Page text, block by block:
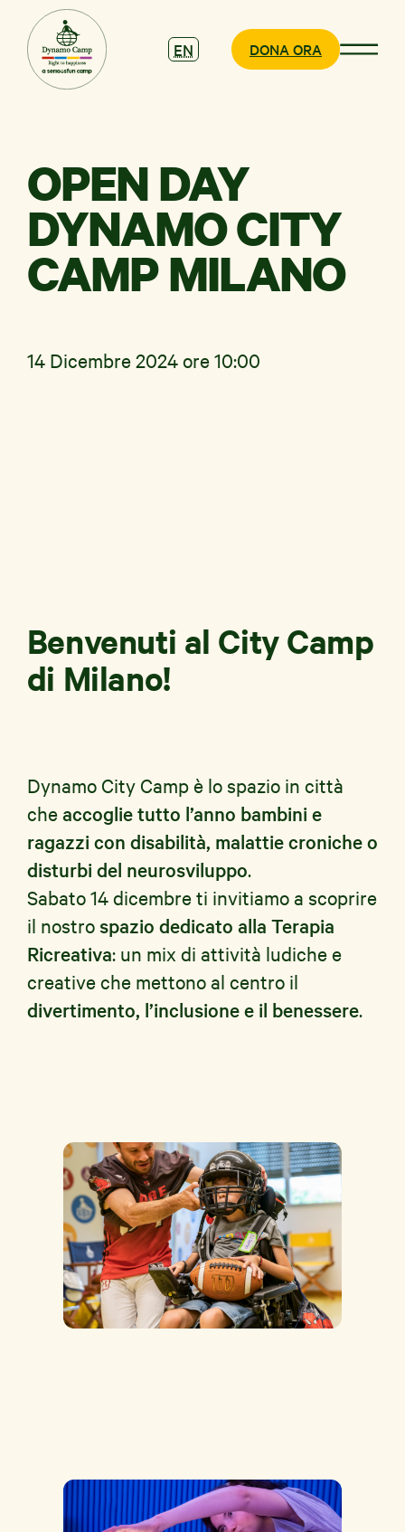
CHI SIAMO
COSA
FACCIAMO
SOSTIENICI
EN DONA ORA
OPEN DAY
DYNAMO CITY
CAMP MILANO
14 Dicembre 2024 ore 10:00
Benvenuti al City Camp
di Milano!
Dynamo City Camp è lo spazio in città
cheaccoglie tutto l’anno bambini e
ragazzi con disabilità, malattie croniche o
disturbi del neurosviluppo.
Sabato 14 dicembre ti invitiamo a scoprire
il nostrospazio dedicato alla Terapia
Ricreativa: un mix di attività ludiche e
creative che mettono al centro il
divertimento, l’inclusione e il benessere.